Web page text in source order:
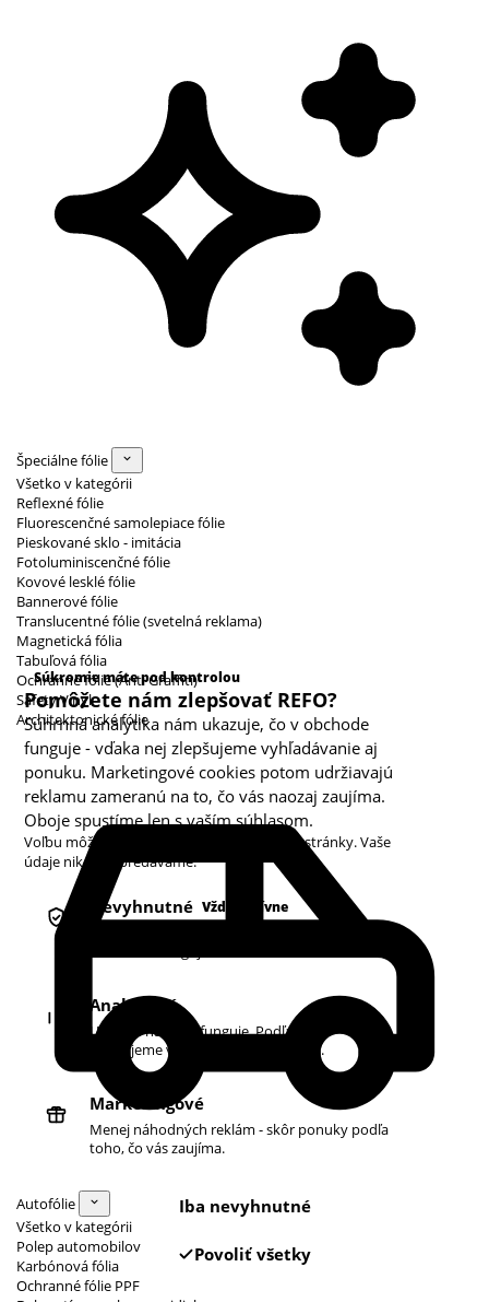
Špeciálne fólie
Všetko v kategórii
Reflexné fólie
Fluorescenčné samolepiace fólie
Pieskované sklo - imitácia
Fotoluminiscenčné fólie
Kovové lesklé fólie
Bannerové fólie
Translucentné fólie (svetelná reklama)
Magnetická fólia
Tabuľová fólia
Ochranné fólie (Anti Graffiti)
Safety Vinyl
Architektonické fólie
Autofólie
Všetko v kategórii
Polep automobilov
Karbónová fólia
Ochranné fólie PPF
Súkromie máte pod kontrolou
Pomôžete nám zlepšovať REFO?
Súhrnná analytika nám ukazuje, čo v obchode
funguje - vďaka nej zlepšujeme vyhľadávanie aj
ponuku. Marketingové cookies potom udržiavajú
reklamu zameranú na to, čo vás naozaj zaujíma.
Oboje spustíme len s vaším súhlasom.
Voľbu môžete kedykoľvek zmeniť v pätičke stránky. Vaše
údaje nikdy nepredávame.
Kategórie cookies
Nevyhnutné Vždy aktívne
Analytické
Ukazujú nám, čo funguje. Podľa toho
zlepšujeme vyhľadávanie aj ponuku.
Marketingové
Menej náhodných reklám - skôr ponuky podľa
toho, čo vás zaujíma.
Iba nevyhnutné
Povoliť všetky